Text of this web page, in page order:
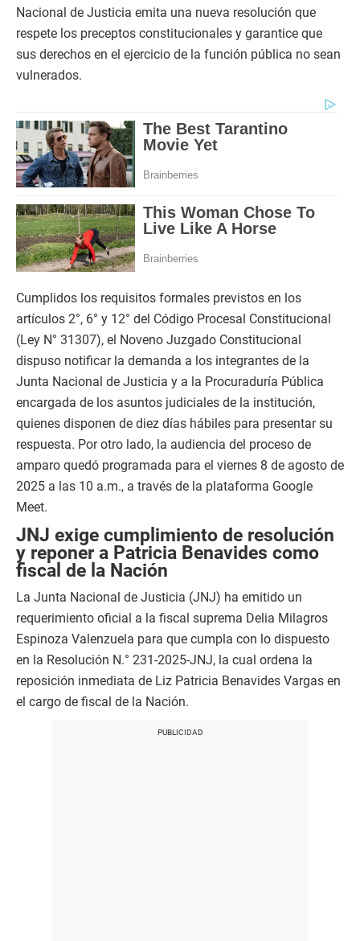
Nacional de Justicia emita una nueva resolución que
respete los preceptos constitucionales y garantice que
sus derechos en el ejercicio de la función pública no sean
vulnerados.
Cumplidos los requisitos formales previstos en los
artículos 2°, 6° y 12° del Código Procesal Constitucional
(Ley N° 31307), el Noveno Juzgado Constitucional
dispuso notificar la demanda a los integrantes de la
Junta Nacional de Justicia y a la Procuraduría Pública
encargada de los asuntos judiciales de la institución,
quienes disponen de diez días hábiles para presentar su
respuesta. Por otro lado, la audiencia del proceso de
amparo quedó programada para el viernes 8 de agosto de
2025 a las 10 a.m., a través de la plataforma Google
Meet.
JNJ exige cumplimiento de resolución
y reponer a Patricia Benavides como
fiscal de la Nación
La Junta Nacional de Justicia (JNJ) ha emitido un
requerimiento oficial a la fiscal suprema Delia Milagros
Espinoza Valenzuela para que cumpla con lo dispuesto
en la Resolución N.° 231-2025-JNJ, la cual ordena la
reposición inmediata de Liz Patricia Benavides Vargas en
el cargo de fiscal de la Nación.